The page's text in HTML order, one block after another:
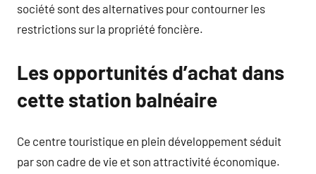
société sont des alternatives pour contourner les
restrictions sur la propriété foncière.
Les opportunités d’achat dans
cette station balnéaire
Ce centre touristique en plein développement séduit
par son cadre de vie et son attractivité économique.